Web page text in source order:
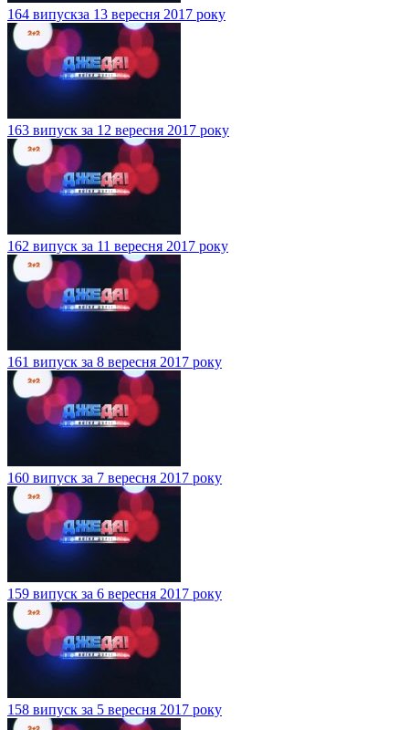
164 випускза 13 вересня 2017 року
163 випуск за 12 вересня 2017 року
162 випуск за 11 вересня 2017 року
161 випуск за 8 вересня 2017 року
160 випуск за 7 вересня 2017 року
159 випуск за 6 вересня 2017 року
158 випуск за 5 вересня 2017 року